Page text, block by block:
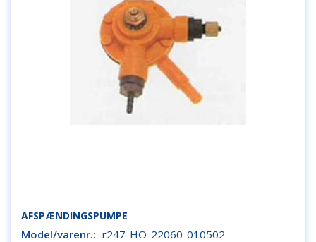
AFSPÆNDINGSPUMPE
Model/varenr.: r247-HO-22060-010502